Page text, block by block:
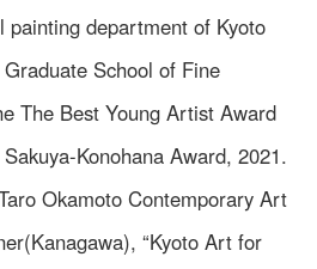
painting department of Kyoto
School of Fine
The Best Young Artist Award
Konohana Award, 2021.
Okamoto Contemporary Art
“Kyoto Art for